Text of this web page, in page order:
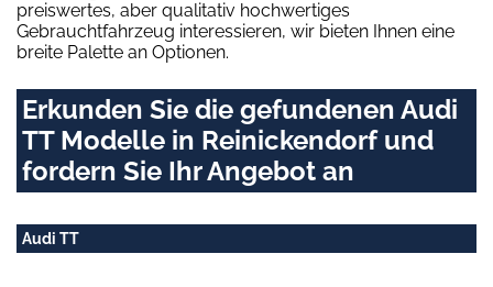
preiswertes, aber qualitativ hochwertiges
Gebrauchtfahrzeug interessieren, wir bieten Ihnen eine
breite Palette an Optionen.
Erkunden Sie die gefundenen Audi
TT Modelle in Reinickendorf und
fordern Sie Ihr Angebot an
Audi TT